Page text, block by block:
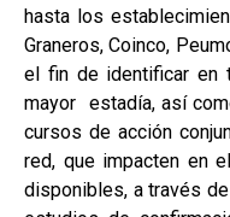
hasta los
Graneros, Coinco,
el fin de identificar en
mayor estadía, así
cursos de acción
red, que impacten en
disponibles, a través